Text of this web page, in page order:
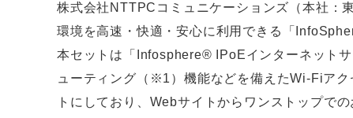
株式会社NTTPCコミュニケーションズ（本社：
環境を高速・快適・安心に利用できる「
本セットは「Infosphere® IPoEインターネット
ューティング（※1）機能などを備えたWi-Fiア
トにしており、Webサイトからワンストップでの